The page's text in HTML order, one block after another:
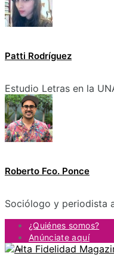
Patti Rodríguez
Estudio Letras en la
Roberto Fco. Ponce
Sociólogo y periodista
¿Quiénes somos?
Anúnciate aquí
Contacto